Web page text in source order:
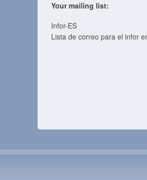
Your mailing list:
Infor-ES
Lista de correo para el infor